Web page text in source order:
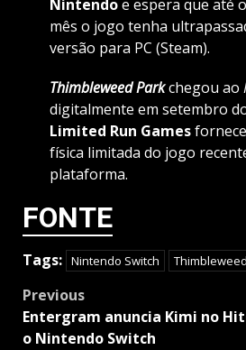
Nintendoe espera que até
mês o jogo tenha
versão para PC (Steam).
Thimbleweed Parkchegou ao
digitalmente em setembro
Limited Run Games
física limitada do jogo
plataforma.
FONTE
Tags: Nintendo Switch
Post
navigation
Previous
Entergram anuncia Kimi no
o Nintendo Switch